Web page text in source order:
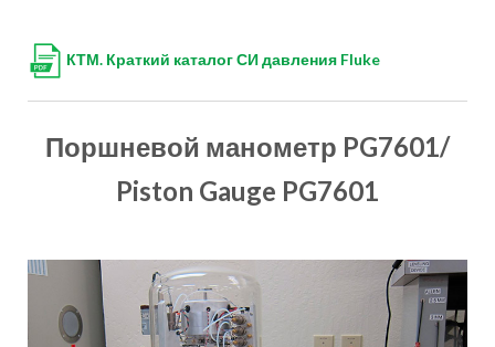
КТМ. Краткий каталог СИ давления Fluke
Поршневой манометр PG7601/
Piston Gauge PG7601